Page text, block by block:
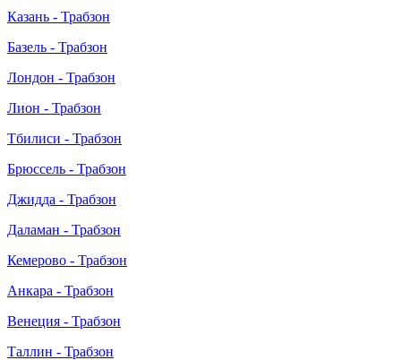
Казань - Трабзон
Базель - Трабзон
Лондон - Трабзон
Лион - Трабзон
Тбилиси - Трабзон
Брюссель - Трабзон
Джидда - Трабзон
Даламан - Трабзон
Кемерово - Трабзон
Анкара - Трабзон
Венеция - Трабзон
Таллин - Трабзон